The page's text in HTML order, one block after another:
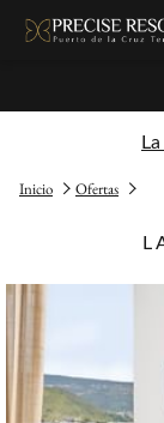
Inicio Ofertas